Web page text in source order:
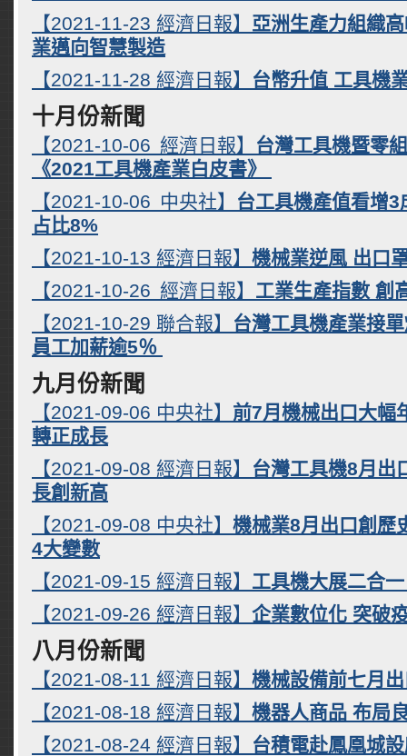
【2021-11-23 經濟日報】 亞洲生產力組織
業邁向智慧製造
【2021-11-28 經濟日報】 台幣升值 工具機
十月份新聞
【2021-10-06 經濟日報】 台灣工具機暨零
《2021工具機產業白皮書》
【2021-10-06 中央社】 台工具機產值看增
占比8%
【2021-10-13 經濟日報】 機械業逆風 出口
【2021-10-26 經濟日報】 工業生產指數 創
【2021-10-29 聯合報】 台灣工具機產業接
員工加薪逾5％
九月份新聞
【2021-09-06 中央社】 前7月機械出口大幅
轉正成長
【2021-09-08 經濟日報】 台灣工具機8月出
長創新高
【2021-09-08 中央社】 機械業8月出口創歷
4大變數
【2021-09-15 經濟日報】 工具機大展二合
【2021-09-26 經濟日報】 企業數位化 突破
八月份新聞
【2021-08-11 經濟日報】 機械設備前七月
【2021-08-18 經濟日報】 機器人商品 布局
【2021-08-24 經濟日報】 台積電赴鳳凰城